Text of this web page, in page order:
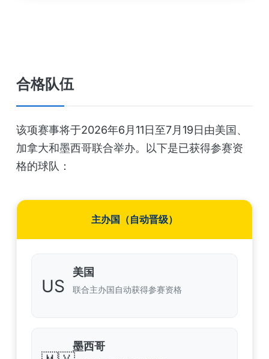
合格队伍
该项赛事将于2026年6月11日至7月19日由美国、
加拿大和墨西哥联合举办。以下是已获得参赛资
格的球队：
主办国（自动晋级）
US
美国
联合主办国自动获得参赛资格
墨西哥